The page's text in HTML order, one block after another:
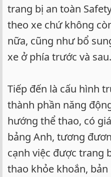
trang bị an toàn
theo xe chứ không
nữa, cũng như bổ
xe ở phía trước và sau.
Tiếp đến là cấu hình
thành phần năng
hướng thể thao, có
bảng Anh, tương
cạnh việc được trang
thao khỏe khoắn,